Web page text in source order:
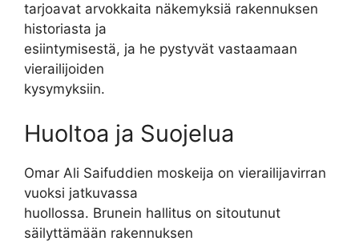
tarjoavat arvokkaita näkemyksiä rakennuksen
historiasta ja
esiintymisestä, ja he pystyvät vastaamaan
vierailijoiden
kysymyksiin.
Huoltoa ja Suojelua
Omar Ali Saifuddien moskeija on vierailijavirran
vuoksi jatkuvassa
huollossa. Brunein hallitus on sitoutunut
säilyttämään rakennuksen